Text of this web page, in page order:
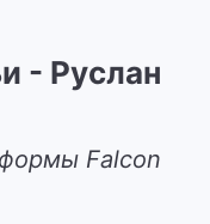
- Руслан
Falcon